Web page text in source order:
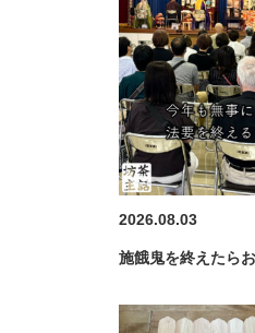
2026.08.03
施餓鬼を終えたら